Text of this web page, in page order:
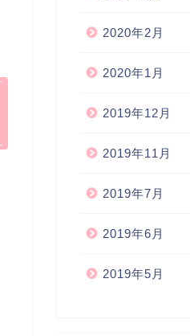
2020年2月
2020年1月
2019年12月
2019年11月
2019年7月
2019年6月
2019年5月